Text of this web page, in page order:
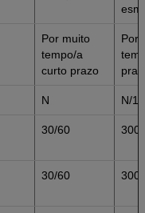
Por muito
tempo/a
curto prazo
Por
N N/
30/60
30/60